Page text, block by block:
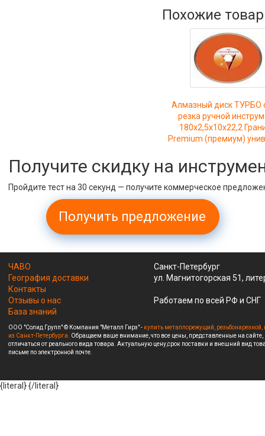
Похожие
Алмазный диск ТУРБО
резка ручной
180x2,5x10x22,2
Premium (премиум)
Получите скидку на
Пройдите тест на 30 секунд — получите коммерческое
Получить предложение
ЧАВО
География доставки
Контакты
Отзывы о нас
База знаний
Санкт-Петербург
ул. Магнитогорская 51,
Работаем по всей РФ и СНГ
ООО "Солид Групп" © Компания "Металл Гирз" - купить металлорежущий,
из Санкт-Петербурга. Обращаем ваше внимание, что все цены, представленные на
отличаться от реального вида товара. Актуальную цену,срок поставки и внешний вид
письме по электронной почте.
{literal}{/literal}